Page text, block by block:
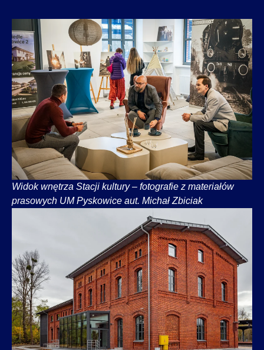
Widok wnętrza Stacji kultury – fotografie z materiałów
prasowych UM Pyskowice aut. Michał Zbiciak